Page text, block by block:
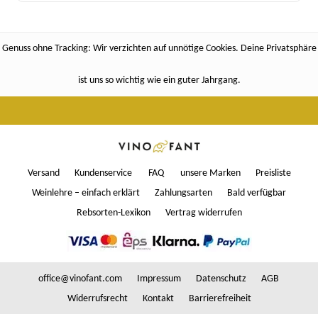
Genuss ohne Tracking: Wir verzichten auf unnötige Cookies. Deine Privatsphäre
ist uns so wichtig wie ein guter Jahrgang.
Versand Kundenservice FAQ unsere Marken
Preisliste
Weinlehre – einfach erklärt
Zahlungsarten
Bald verfügbar
Rebsorten-Lexikon
Vertrag widerrufen
office@vinofant.com Impressum Datenschutz
AGB
Widerrufsrecht
Kontakt
Barrierefreiheit